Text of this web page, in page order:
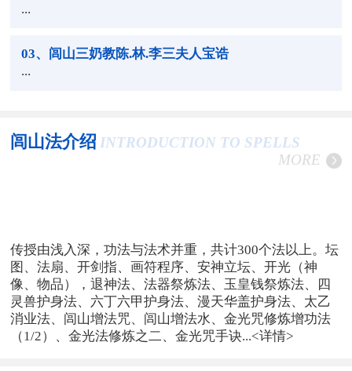
...
03、闾山三奶教陈.林.李三夫人宝诰
...
闾山法介绍 INTRODUCTION TO SPELLS
MORE
传授由浅入深，功法与法术并重，共计300个法以上。坛
图、法扇、开剑指、画符程序、安神立坛、开光（神
像、物品），退神法、法器祭炼法、玉皇钱祭炼法、四
灵兽护身法、六丁六甲护身法、漫天华盖护身法、太乙
消业法、闾山增法咒、闾山增法水、金光咒修炼增功法
（1/2）、金光法修炼之二、金光咒手诀...<详情>